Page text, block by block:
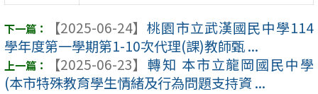
【2025-06-24】 桃園市立武漢國民中學114
學年度第一學期第1-10次代理(課)教師甄 ...
【2025-06-23】 轉知 本市立龍岡國民中學
(本市特殊教育學生情緒及行為問題支持資 ...